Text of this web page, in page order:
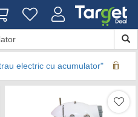
electric cu acumulator"